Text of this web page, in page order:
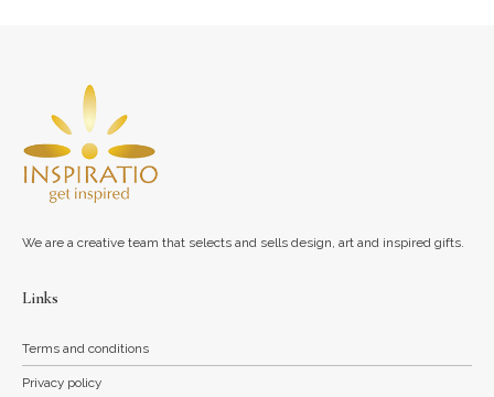
We are a creative team that selects and sells design, art and inspired gifts.
Links
Terms and conditions
Privacy policy